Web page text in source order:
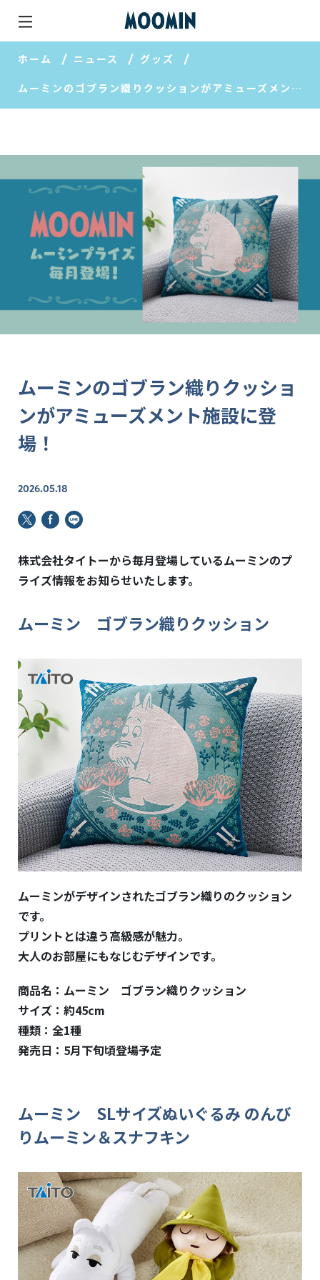
ホーム ニュース グッズ
ムーミンのゴブラン織りクッションがアミューズメント施設に登場！
ムーミンのゴブラン織りクッショ
ンがアミューズメント施設に登
場！
2026.05.18
株式会社タイトーから毎月登場しているムーミンのプ
ライズ情報をお知らせいたします。
ムーミン ゴブラン織りクッション
ムーミンがデザインされたゴブラン織りのクッション
です。
プリントとは違う高級感が魅力。
大人のお部屋にもなじむデザインです。
商品名：ムーミン ゴブラン織りクッション
サイズ：約45cm
種類：全1種
発売日： 5月下旬頃登場予定
ムーミン SLサイズぬいぐるみ のんび
りムーミン＆スナフキン